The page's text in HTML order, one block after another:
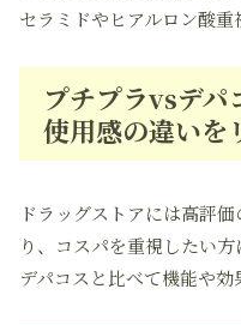
セラミドやヒアルロン酸重
プチプラvsデパ
使用感の違いを
ドラッグストアには高評
り、コスパを重視したい方
デパコスと比べて機能や効